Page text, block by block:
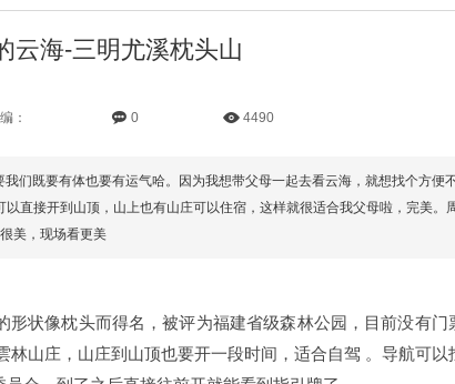
云海-三明尤溪枕头山
： 0 4490
们既要有体也要有运气哈。因为我想带父母一起去看云海，就想找个方便
直接开到山顶，山上也有山庄可以住宿，这样就很适合我父母啦，完美。
美，现场看更美
状像枕头而得名，被评为福建省级森林公园，目前没有门
山庄，山庄到山顶也要开一段时间，适合自驾 。导航可以